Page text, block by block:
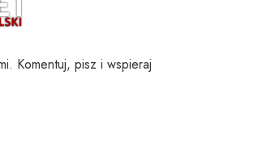
Komentuj, pisz i wspieraj